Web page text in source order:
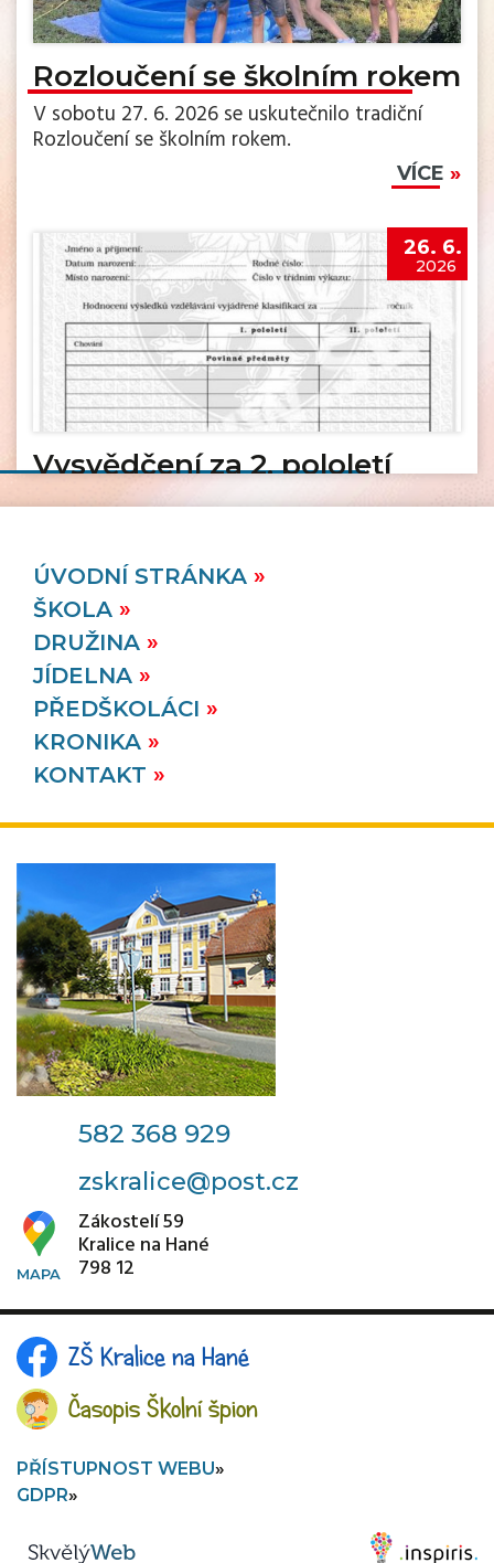
Rozloučení se školním rokem
V sobotu 27. 6. 2026 se uskutečnilo tradiční
Rozloučení se školním rokem.
VÍCE
26. 6.
2026
Vysvědčení za 2. pololetí
VÍCE
školní družiny vyrazili ve čtvrtek 25. 6. 2026 po
obědě do ZOO Zlín - Lešná.
slavnost Páťák
Ve čtvrtek 25. 6. 2026 proběhla ve škole a na
školní zahradě slavnost „Páťák".
VÍCE
ÚVODNÍ STRÁNKA
ŠKOLA
DRUŽINA
JÍDELNA
PŘEDŠKOLÁCI
KRONIKA
KONTAKT
582 368 929
zskralice@post.cz
Zákostelí 59
Kralice na Hané
798 12
ZŠ Kralice na Hané
Časopis Školní špion
PŘÍSTUPNOST WEBU
GDPR